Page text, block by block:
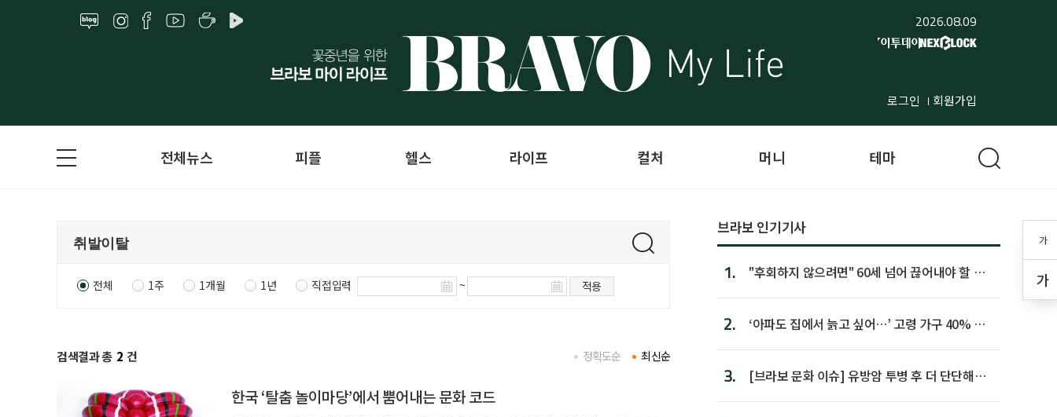
2026.08.09
로그인 회원가입
가
가
전체뉴스 피플 헬스 라이프 컬처 머니 테마
전체 1주 1개월 1년 직접입력 ~ 적용
검색결과 총 2 건 최신순
정확도순
한국 ‘탈춤 놀이마당’에서 뿜어내는 문화 코드
브라보 인기기사
1.
"후회하지 않으려면" 60세 넘어 끊어내야 할 사
2.
‘아파도 집에서 늙고 싶어…’ 고령 가구 40% 노
3.
[브라보 문화 이슈] 유방암 투병 후 더 단단해진